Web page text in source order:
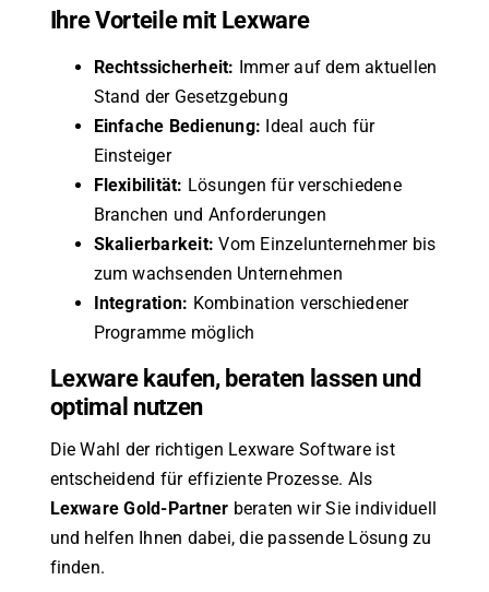
Ihre Vorteile mit Lexware
Rechtssicherheit: Immer auf dem aktuellen
Stand der Gesetzgebung
Einfache Bedienung: Ideal auch für
Einsteiger
Flexibilität: Lösungen für verschiedene
Branchen und Anforderungen
Skalierbarkeit: Vom Einzelunternehmer bis
zum wachsenden Unternehmen
Integration: Kombination verschiedener
Programme möglich
Lexware kaufen, beraten lassen und
optimal nutzen
Die Wahl der richtigen Lexware Software ist
entscheidend für effiziente Prozesse. Als
Lexware Gold-Partner beraten wir Sie individuell
und helfen Ihnen dabei, die passende Lösung zu
finden.